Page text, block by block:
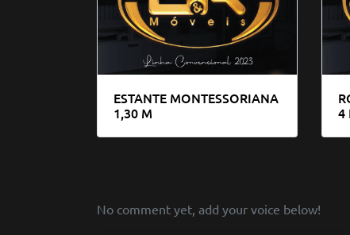
ESTANTE MONTESSORIANA
1,30 M
4
No comment yet, add your voice below!